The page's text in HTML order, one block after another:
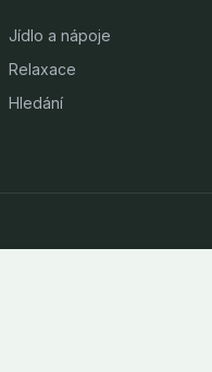
Jídlo a nápoje
Relaxace
Hledání